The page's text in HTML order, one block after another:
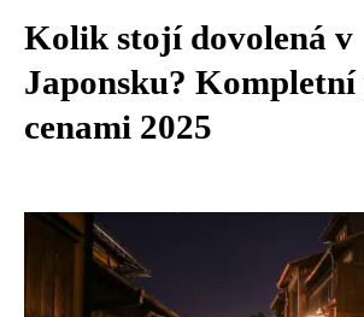
Kolik stojí dovolená v
Japonsku?
cenami 2025